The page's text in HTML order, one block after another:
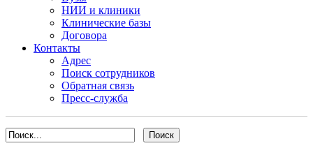
НИИ и клиники
Клинические базы
Договора
Контакты
Адрес
Поиск сотрудников
Обратная связь
Пресс-служба